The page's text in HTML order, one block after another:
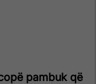
pambuk që